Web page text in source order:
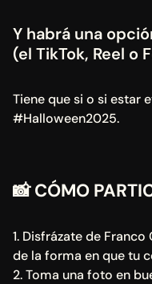
Y habrá una
(el TikTok, Reel o
Tiene que si o si estar
#Halloween2025.
📸 CÓMO
1. Disfrázate de
de la forma en que tu
2. Toma una foto en